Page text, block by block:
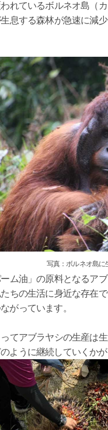
れているボルネオ島（
息する森林が急速に減
写真：ボルネオ島に
ム油」の原料となるア
ちの生活に身近な存在
がっています。
てアブラヤシの生産は
ように継続していくかが